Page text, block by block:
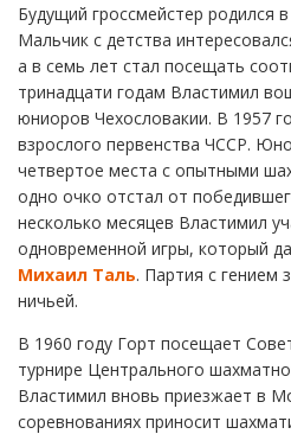
Будущий гроссмейстер родился
Мальчик с детства
а в семь лет стал посещать
тринадцати годам Властимил
юниоров Чехословакии. В 1957
взрослого первенства ЧССР.
четвертое места с опытными
одно очко отстал от
несколько месяцев Властимил
одновременной игры, который
Михаил Таль. Партия с гением
ничьей.
В 1960 году Горт посещает
турнире Центрального
Властимил вновь приезжает в
соревнованиях приносит